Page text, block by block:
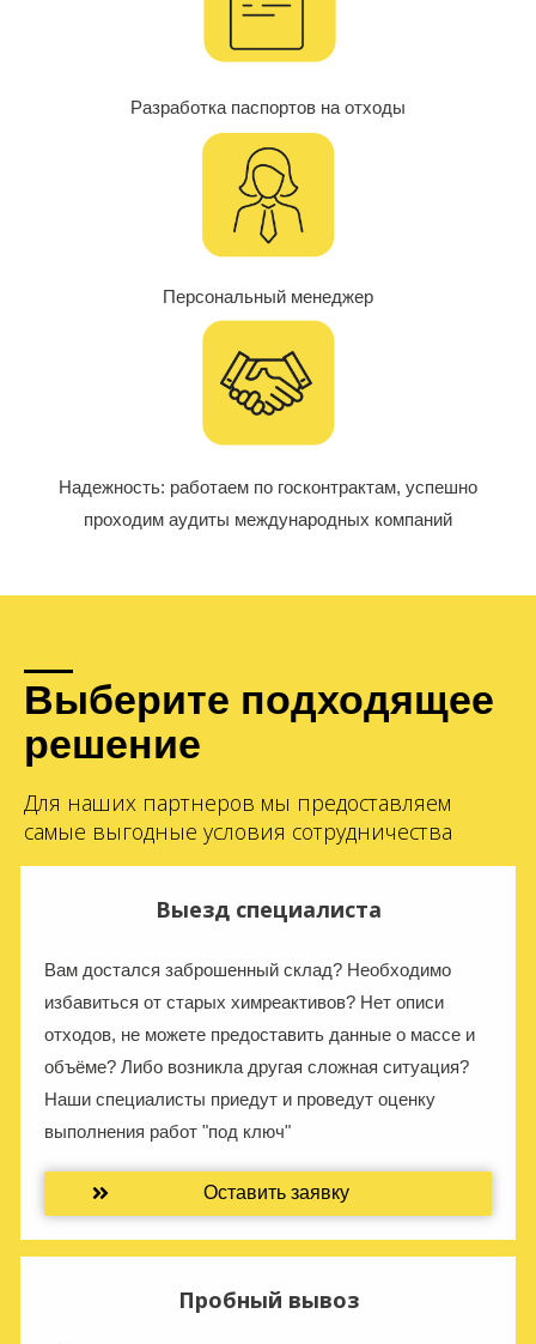
Разработка паспортов на отходы
Персональный менеджер
Надежность: работаем по госконтрактам, успешно
проходим аудиты международных компаний
Выберите подходящее
решение
Для наших партнеров мы предоставляем
самые выгодные условия сотрудничества
Выезд специалиста
Вам достался заброшенный склад? Необходимо
избавиться от старых химреактивов? Нет описи
отходов, не можете предоставить данные о массе и
объёме? Либо возникла другая сложная ситуация?
Наши специалисты приедут и проведут оценку
выполнения работ "под ключ"
Оставить заявку
Пробный вывоз